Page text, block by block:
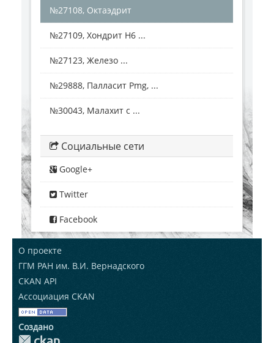
№27108, Октаэдрит
№27109, Хондрит Н6 ...
№27123, Железо ...
№29888, Палласит Pmg, ...
№30043, Малахит с ...
Социальные сети
Google+
Twitter
Facebook
О проекте
ГГМ РАН им. В.И. Вернадского
CKAN API
Ассоциация CKAN
Создано